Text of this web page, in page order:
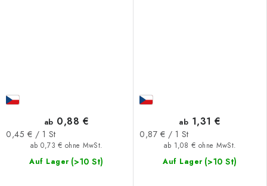
Auf Lager (>10 St)
ab 0,73 € ohne MwSt.
ab 0,88 €
Verkaufspreis:
0,45 € / 1 St
Auf Lager (>10 St)
ab 1,08 € ohne MwSt.
ab 1,31 €
Verkaufspreis:
0,87 € / 1 St